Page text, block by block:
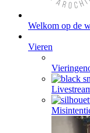
Welkom op de
Vieren